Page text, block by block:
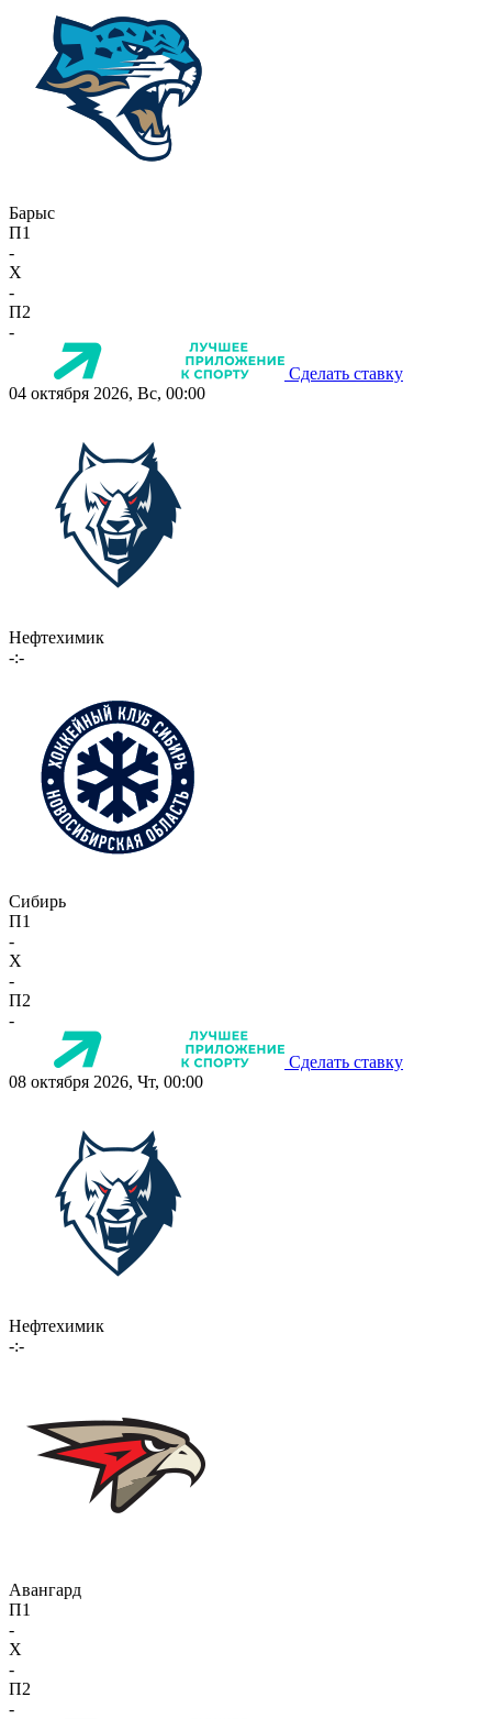
Барыс
П1
-
X
-
П2
-
Сделать ставку
04 октября 2026, Вс, 00:00
Нефтехимик
-:-
Сибирь
П1
-
X
-
П2
-
Сделать ставку
08 октября 2026, Чт, 00:00
Нефтехимик
-:-
Авангард
П1
-
X
-
П2
-